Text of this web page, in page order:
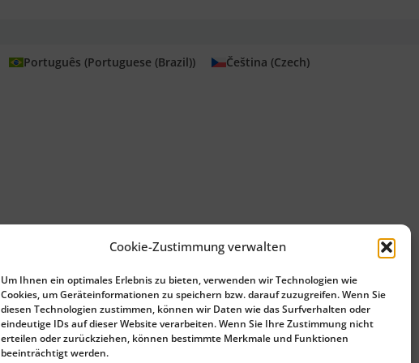
Cookie-Zustimmung verwalten
Um Ihnen ein optimales Erlebnis zu bieten, verwenden wir Technologien wie
Cookies, um Geräteinformationen zu speichern bzw. darauf zuzugreifen. Wenn Sie
diesen Technologien zustimmen, können wir Daten wie das Surfverhalten oder
eindeutige IDs auf dieser Website verarbeiten. Wenn Sie Ihre Zustimmung nicht
erteilen oder zurückziehen, können bestimmte Merkmale und Funktionen
beeinträchtigt werden.
Português (Portuguese (Brazil)) Čeština (Czech)